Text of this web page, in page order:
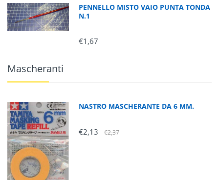
PENNELLO MISTO VAIO PUNTA TONDA
N.1
€1,67
Mascheranti
NASTRO MASCHERANTE DA 6 MM.
€2,13 €2,37